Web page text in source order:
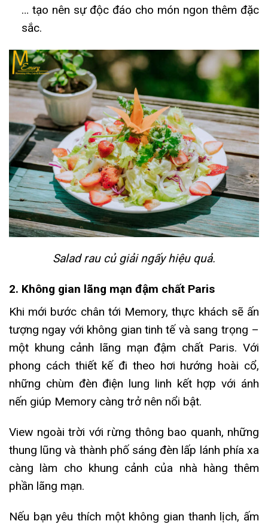
… tạo nên sự độc đáo cho món ngon thêm đặc
sắc.
Salad rau củ giải ngấy hiệu quả.
2. Không gian lãng mạn đậm chất Paris
Khi mới bước chân tới Memory, thực khách sẽ ấn
tượng ngay với không gian tinh tế và sang trọng –
một khung cảnh lãng mạn đậm chất Paris. Với
phong cách thiết kế đi theo hơi hướng hoài cổ,
những chùm đèn điện lung linh kết hợp với ánh
nến giúp Memory càng trở nên nổi bật.
View ngoài trời với rừng thông bao quanh, những
thung lũng và thành phố sáng đèn lấp lánh phía xa
càng làm cho khung cảnh của nhà hàng thêm
phần lãng mạn.
Nếu bạn yêu thích một không gian thanh lịch, ấm